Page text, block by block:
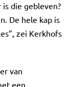
is die gebleven?
De hele kap is
zei Kerkhofs
van
een